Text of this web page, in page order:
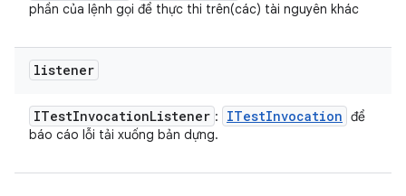
phần của lệnh gọi để thực thi trên(các) tài nguyên khác
listener
ITestInvocationListener : ITestInvocation để
báo cáo lỗi tải xuống bản dựng.